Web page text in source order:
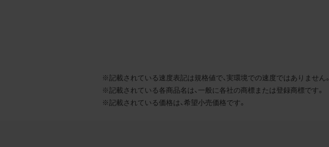
ものとします。
※記載されている速度表記は規格値で、実環境での速度ではありません。
※記載されている各商品名は、一般に各社の商標または登録商標です。
※記載されている価格は、希望小売価格です。